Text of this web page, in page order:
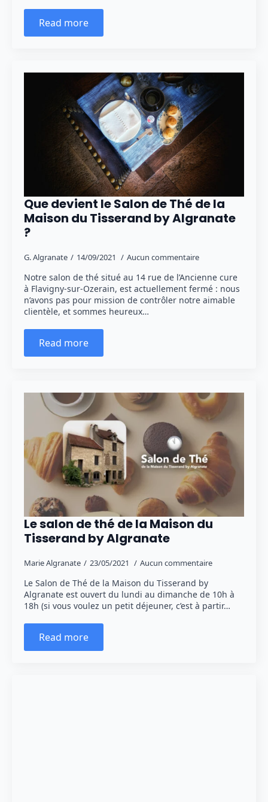
Read more
Que devient le Salon de Thé de la
Maison du Tisserand by Algranate
?
G. Algranate 14/09/2021 Aucun commentaire
Notre salon de thé situé au 14 rue de l’Ancienne cure
à Flavigny-sur-Ozerain, est actuellement fermé : nous
n’avons pas pour mission de contrôler notre aimable
clientèle, et sommes heureux…
Read more
Le salon de thé de la Maison du
Tisserand by Algranate
Marie Algranate 23/05/2021 Aucun commentaire
Le Salon de Thé de la Maison du Tisserand by
Algranate est ouvert du lundi au dimanche de 10h à
18h (si vous voulez un petit déjeuner, c’est à partir…
Read more